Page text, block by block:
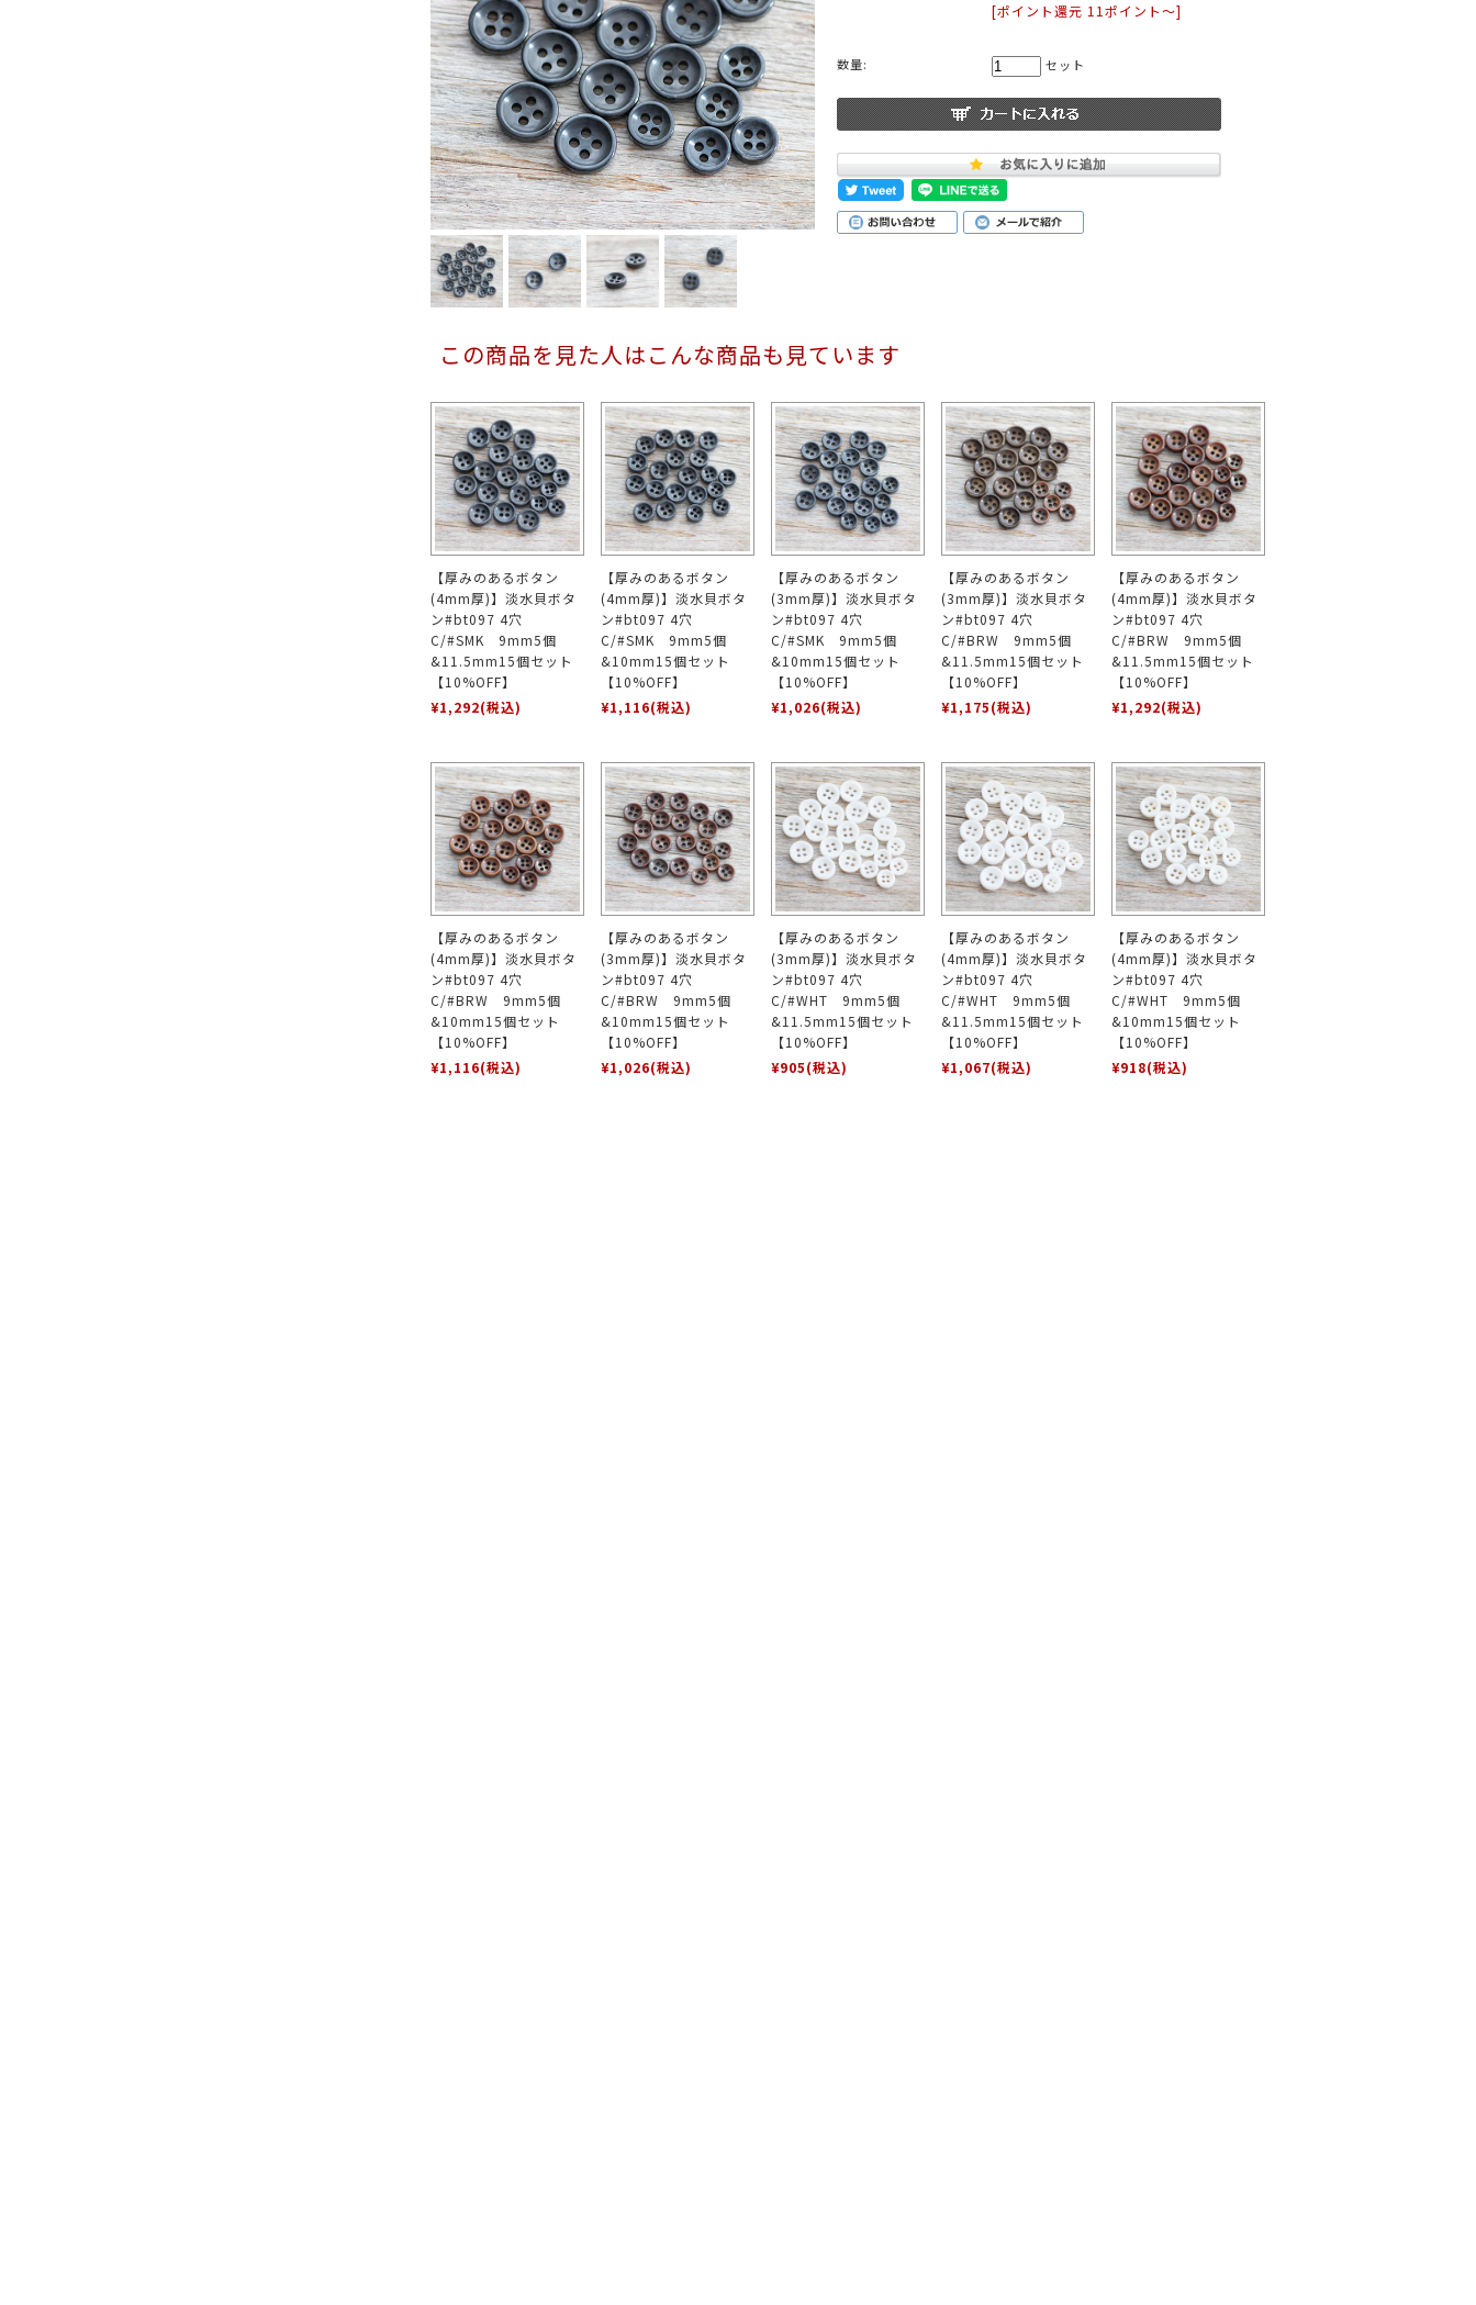
[ポイント還元 11ポイント～]
数量: セット
この商品を見た人はこんな商品も見ています
【厚みのあるボタン
(4mm厚)】淡水貝ボタ
ン#bt097 4穴
C/#SMK 9mm5個
&11.5mm15個セット
【10%OFF】
¥1,292(税込)
【厚みのあるボタン
(4mm厚)】淡水貝ボタ
ン#bt097 4穴
C/#SMK 9mm5個
&10mm15個セット
【10%OFF】
¥1,116(税込)
【厚みのあるボタン
(3mm厚)】淡水貝ボタ
ン#bt097 4穴
C/#SMK 9mm5個
&10mm15個セット
【10%OFF】
¥1,026(税込)
【厚みのあるボタン
(3mm厚)】淡水貝ボタ
ン#bt097 4穴
C/#BRW 9mm5個
&11.5mm15個セット
【10%OFF】
¥1,175(税込)
【厚みのあるボタン
(4mm厚)】淡水貝ボタ
ン#bt097 4穴
C/#BRW 9mm5個
&11.5mm15個セット
【10%OFF】
¥1,292(税込)
【厚みのあるボタン
(4mm厚)】淡水貝ボタ
ン#bt097 4穴
C/#BRW 9mm5個
&10mm15個セット
【10%OFF】
¥1,116(税込)
【厚みのあるボタン
(3mm厚)】淡水貝ボタ
ン#bt097 4穴
C/#BRW 9mm5個
&10mm15個セット
【10%OFF】
¥1,026(税込)
【厚みのあるボタン
(3mm厚)】淡水貝ボタ
ン#bt097 4穴
C/#WHT 9mm5個
&11.5mm15個セット
【10%OFF】
¥905(税込)
【厚みのあるボタン
(4mm厚)】淡水貝ボタ
ン#bt097 4穴
C/#WHT 9mm5個
&11.5mm15個セット
【10%OFF】
¥1,067(税込)
【厚みのあるボタン
(4mm厚)】淡水貝ボタ
ン#bt097 4穴
C/#WHT 9mm5個
&10mm15個セット
【10%OFF】
¥918(税込)